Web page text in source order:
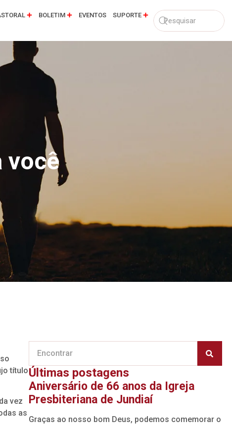
BOLETIM EVENTOS SUPORTE
você
título
vez
as
Últimas postagens
Aniversário de 66 anos da Igreja
Presbiteriana de Jundiaí
Graças ao nosso bom Deus, podemos comemorar o